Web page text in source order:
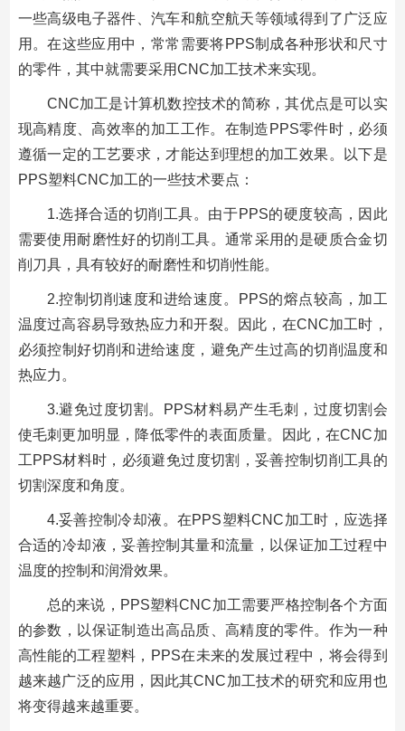
一些高级电子器件、汽车和航空航天等领域得到了广泛应
用。在这些应用中，常常需要将PPS制成各种形状和尺寸
的零件，其中就需要采用CNC加工技术来实现。
CNC加工是计算机数控技术的简称，其优点是可以实
现高精度、高效率的加工工作。在制造PPS零件时，必须
遵循一定的工艺要求，才能达到理想的加工效果。以下是
PPS塑料CNC加工的一些技术要点：
1.选择合适的切削工具。由于PPS的硬度较高，因此
需要使用耐磨性好的切削工具。通常采用的是硬质合金切
削刀具，具有较好的耐磨性和切削性能。
2.控制切削速度和进给速度。PPS的熔点较高，加工
温度过高容易导致热应力和开裂。因此，在CNC加工时，
必须控制好切削和进给速度，避免产生过高的切削温度和
热应力。
3.避免过度切割。PPS材料易产生毛刺，过度切割会
使毛刺更加明显，降低零件的表面质量。因此，在CNC加
工PPS材料时，必须避免过度切割，妥善控制切削工具的
切割深度和角度。
4.妥善控制冷却液。在PPS塑料CNC加工时，应选择
合适的冷却液，妥善控制其量和流量，以保证加工过程中
温度的控制和润滑效果。
总的来说，PPS塑料CNC加工需要严格控制各个方面
的参数，以保证制造出高品质、高精度的零件。作为一种
高性能的工程塑料，PPS在未来的发展过程中，将会得到
越来越广泛的应用，因此其CNC加工技术的研究和应用也
将变得越来越重要。